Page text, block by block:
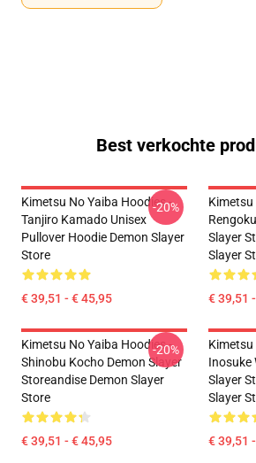
Best verkochte
Kimetsu No Yaiba Hoodies -
Tanjiro Kamado Unisex
Pullover Hoodie Demon Slayer
Store
€ 39,51 - € 45,95
-20%
Kimetsu
Slayer
Slayer
€ 39,51
Kimetsu No Yaiba Hoodies -
Shinobu Kocho Demon Slayer
Storeandise Demon Slayer
Store
€ 39,51 - € 45,95
-20%
Kimetsu
Inosuke
Slayer
Slayer
€ 39,51